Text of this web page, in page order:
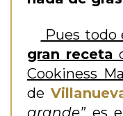
Pues todo
gran receta
Cookiness
de
grande”es